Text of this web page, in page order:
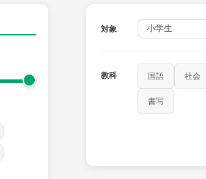
対象
教科 国語 社会
書写
保健・体育 図画工作